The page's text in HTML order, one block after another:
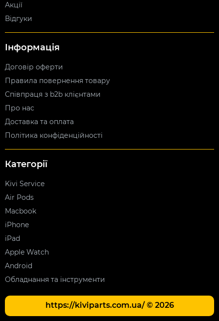
Акції
Відгуки
Інформація
Договір оферти
Правила повернення товару
Співпраця з b2b клієнтами
Про нас
Доставка та оплата
Політика конфіденційності
Категорії
Kivi Service
Air Pods
Macbook
iPhone
iPad
Apple Watch
Android
Обладнання та інструменти
https://kiviparts.com.ua/ © 2026